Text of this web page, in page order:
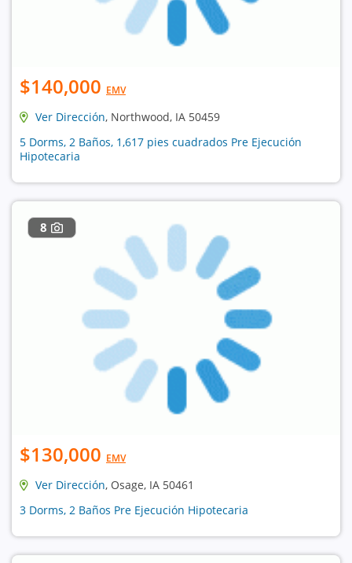
$140,000 EMV
Ver Dirección, Northwood, IA 50459
5 Dorms, 2 Baños, 1,617 pies cuadrados Pre Ejecución
Hipotecaria
8
$130,000 EMV
Ver Dirección, Osage, IA 50461
3 Dorms, 2 Baños Pre Ejecución Hipotecaria